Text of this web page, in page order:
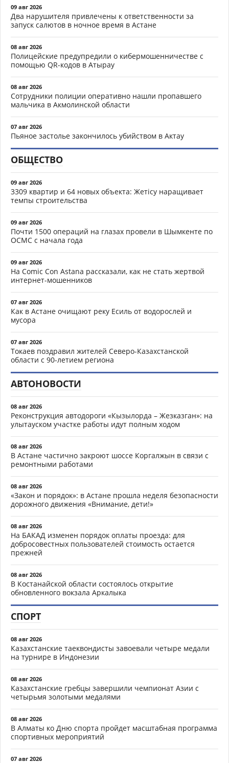
09 авг 2026
Два нарушителя привлечены к ответственности за
запуск салютов в ночное время в Астане
08 авг 2026
Полицейские предупредили о кибермошенничестве с
помощью QR-кодов в Атырау
08 авг 2026
Сотрудники полиции оперативно нашли пропавшего
мальчика в Акмолинской области
07 авг 2026
Пьяное застолье закончилось убийством в Актау
ОБЩЕСТВО
09 авг 2026
3309 квартир и 64 новых объекта: Жетісу наращивает
темпы строительства
09 авг 2026
Почти 1500 операций на глазах провели в Шымкенте по
ОСМС с начала года
09 авг 2026
На Comic Con Astana рассказали, как не стать жертвой
интернет-мошенников
07 авг 2026
Как в Астане очищают реку Есиль от водорослей и
мусора
07 авг 2026
Токаев поздравил жителей Северо-Казахстанской
области с 90-летием региона
АВТОНОВОСТИ
08 авг 2026
Реконструкция автодороги «Кызылорда – Жезказган»: на
улытауском участке работы идут полным ходом
08 авг 2026
В Астане частично закроют шоссе Коргалжын в связи с
ремонтными работами
08 авг 2026
«Закон и порядок»: в Астане прошла неделя безопасности
дорожного движения «Внимание, дети!»
08 авг 2026
На БАКАД изменен порядок оплаты проезда: для
добросовестных пользователей стоимость остается
прежней
08 авг 2026
В Костанайской области состоялось открытие
обновленного вокзала Аркалыка
СПОРТ
08 авг 2026
Казахстанские таеквондисты завоевали четыре медали
на турнире в Индонезии
08 авг 2026
Казахстанские гребцы завершили чемпионат Азии с
четырьмя золотыми медалями
08 авг 2026
В Алматы ко Дню спорта пройдет масштабная программа
спортивных мероприятий
07 авг 2026